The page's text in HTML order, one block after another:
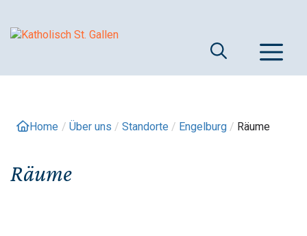
Inhalt
Home / Über uns / Standorte / Engelburg / Räume
Räume